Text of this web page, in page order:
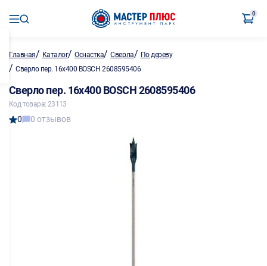
0
Главная/ Каталог/Оснастка/Сверла/ По дереву
/ Сверло пер. 16х400 BOSCH 2608595406
Сверло пер. 16х400 BOSCH 2608595406
Код товара: 23113
0 0 отзывов